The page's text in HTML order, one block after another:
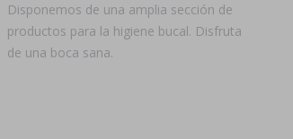
Disponemos de una amplia sección de
productos para la higiene bucal. Disfruta
de una boca sana.